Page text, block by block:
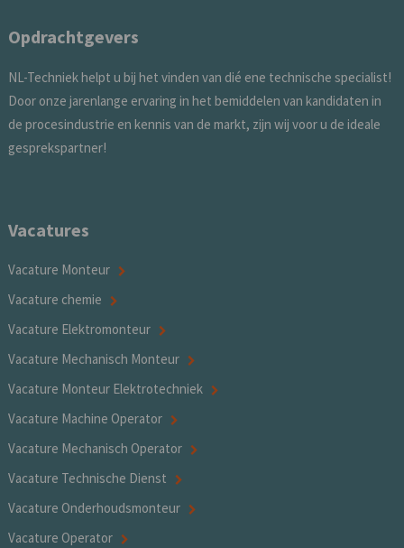
Opdrachtgevers
NL-Techniek helpt u bij het vinden van dié ene technische specialist!
Door onze jarenlange ervaring in het bemiddelen van kandidaten in
de procesindustrie en kennis van de markt, zijn wij voor u de ideale
gesprekspartner!
Vacatures
Vacature Monteur
Vacature chemie
Vacature Elektromonteur
Vacature Mechanisch Monteur
Vacature Monteur Elektrotechniek
Vacature Machine Operator
Vacature Mechanisch Operator
Vacature Technische Dienst
Vacature Onderhoudsmonteur
Vacature Operator